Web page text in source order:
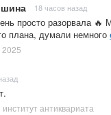
18 часов назад
просто разорвала 🔥
плана, думали немного
2025
антиквариата